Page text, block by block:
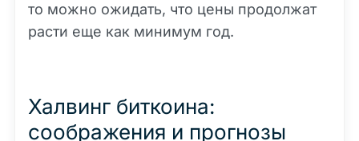
то можно ожидать, что цены продолжат
расти еще как минимум год.
Халвинг биткоина:
соображения и прогнозы